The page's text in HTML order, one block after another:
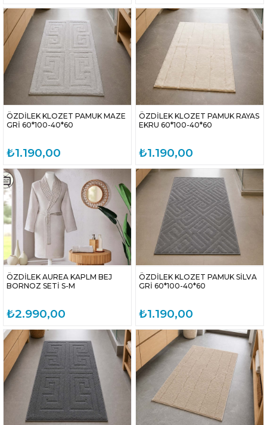
ÖZDİLEK KLOZET PAMUK MAZE
GRİ 60*100-40*60
₺1.190,00
ÖZDİLEK KLOZET PAMUK RAYAS
EKRU 60*100-40*60
₺1.190,00
ÖZDİLEK AUREA KAPLM BEJ
BORNOZ SETİ S-M
₺2.990,00
ÖZDİLEK KLOZET PAMUK SİLVA
GRİ 60*100-40*60
₺1.190,00